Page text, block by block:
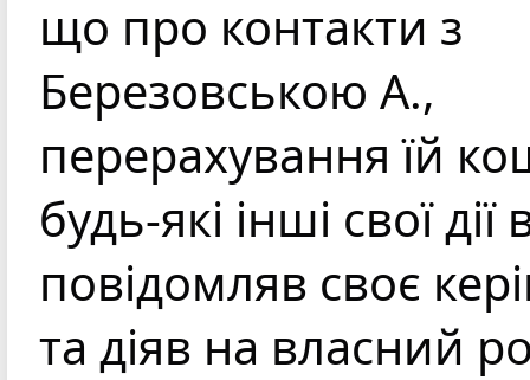
що про контакти з
Березовською А.,
перерахування їй
будь-які інші свої дії
повідомляв своє
та діяв на власний